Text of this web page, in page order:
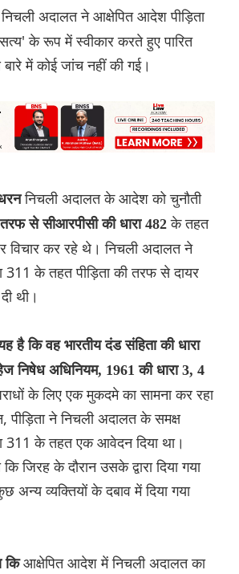
अदालत ने आक्षेपित आदेश पीड़िता
के रूप में स्वीकार करते हुए पारित
में कोई जांच नहीं की गई।
निचली अदालत के आदेश को चुनौती
से सीआरपीसी की धारा 482 के तहत
विचार कर रहे थे। निचली अदालत ने
311 के तहत पीड़िता की तरफ से दायर
थी।
है कि वह भारतीय दंड संहिता की धारा
निषेध अधिनियम, 1961 की धारा 3, 4
के लिए एक मुकदमे का सामना कर रहा
पीड़िता ने निचली अदालत के समक्ष
311 के तहत एक आवेदन दिया था।
जिरह के दौरान उसके द्वारा दिया गया
अन्य व्यक्तियों के दबाव में दिया गया
किआक्षेपित आदेश में निचली अदालत का